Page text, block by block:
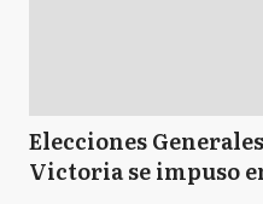
Elecciones
Victoria se impuso